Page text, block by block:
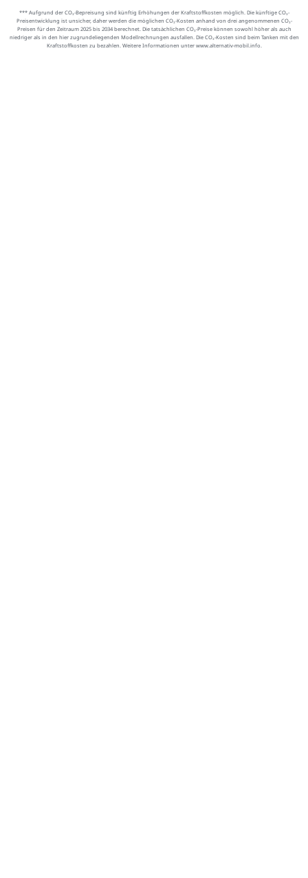
*** Aufgrund der CO₂-Bepreisung sind künftig Erhöhungen der Kraftstoffkosten möglich. Die künftige CO₂-
Preisentwicklung ist unsicher, daher werden die möglichen CO₂-Kosten anhand von drei angenommenen CO₂-
Preisen für den Zeitraum 2025 bis 2034 berechnet. Die tatsächlichen CO₂-Preise können sowohl höher als auch
niedriger als in den hier zugrundeliegenden Modellrechnungen ausfallen. Die CO₂-Kosten sind beim Tanken mit den
Kraftstoffkosten zu bezahlen. Weitere Informationen unter www.alternativ-mobil.info.